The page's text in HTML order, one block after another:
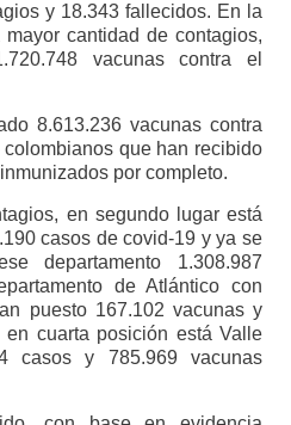
y 18.343 fallecidos. En la
cantidad de contagios,
vacunas contra el
8.613.236 vacunas contra
que han recibido
por completo.
en segundo lugar está
casos de covid-19 y ya se
departamento 1.308.987
de Atlántico con
puesto 167.102 vacunas y
cuarta posición está Valle
casos y 785.969 vacunas